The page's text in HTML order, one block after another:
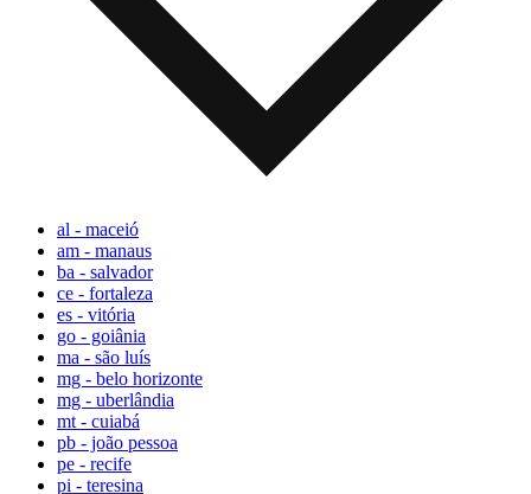
al - maceió
am - manaus
ba - salvador
ce - fortaleza
es - vitória
go - goiânia
ma - são luís
mg - belo horizonte
mg - uberlândia
mt - cuiabá
pb - joão pessoa
pe - recife
pi - teresina